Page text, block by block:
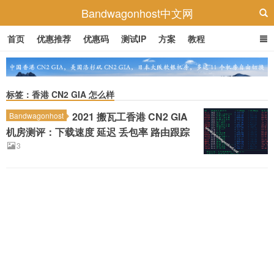
Bandwagonhost中文网
首页 优惠推荐 优惠码 测试IP 方案 教程
标签：香港 CN2 GIA 怎么样
Bandwagonhost
2021 搬瓦工香港 CN2 GIA
机房测评：下载速度 延迟 丢包率 路由跟踪
3